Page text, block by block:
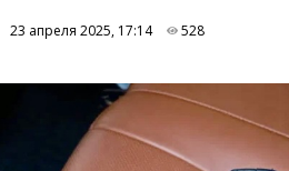
23 апреля 2025, 17:14 528